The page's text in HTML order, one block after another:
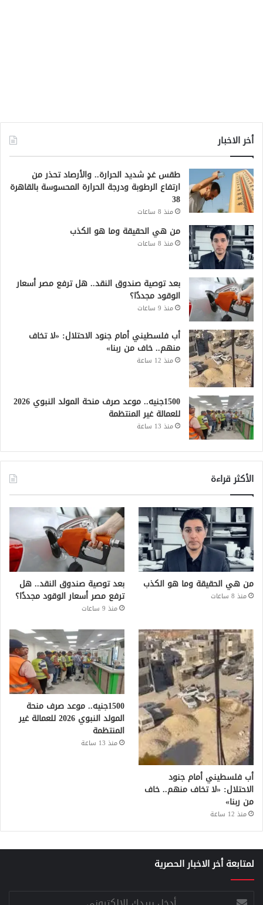
أخر الاخبار
طقس غدٍ شديد الحرارة.. والأرصاد تحذر من
ارتفاع الرطوبة ودرجة الحرارة المحسوسة بالقاهرة
38
منذ 8 ساعات
من هي الحقيقة وما هو الكذب
منذ 8 ساعات
بعد توصية صندوق النقد.. هل ترفع مصر أسعار
الوقود مجددًا؟
منذ 9 ساعات
أب فلسطيني أمام جنود الاحتلال: «لا تخاف
منهم.. خاف من ربنا»
منذ 12 ساعة
1500جنيه.. موعد صرف منحة المولد النبوي 2026
للعمالة غير المنتظمة
منذ 13 ساعة
الأكثر قراءة
من هي الحقيقة وما هو الكذب
منذ 8 ساعات
بعد توصية صندوق النقد.. هل
ترفع مصر أسعار الوقود مجددًا؟
منذ 9 ساعات
أب فلسطيني أمام جنود
الاحتلال: «لا تخاف منهم.. خاف
من ربنا»
منذ 12 ساعة
1500جنيه.. موعد صرف منحة
المولد النبوي 2026 للعمالة غير
المنتظمة
منذ 13 ساعة
لمتابعة أخر الاخبار الحصرية
أدخل